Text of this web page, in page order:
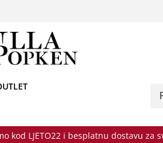
LJETO22 i besplatnu dostavu za